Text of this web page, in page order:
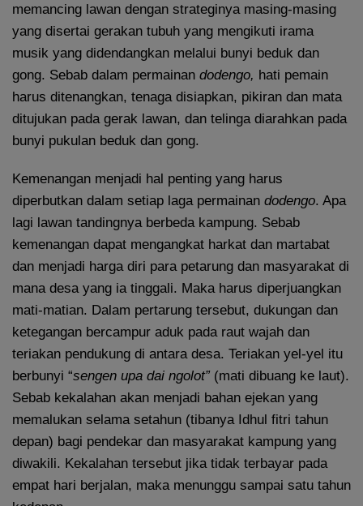
memancing lawan dengan strateginya masing-masing
yang disertai gerakan tubuh yang mengikuti irama
musik yang didendangkan melalui bunyi beduk dan
gong. Sebab dalam permainan dodengo, hati pemain
harus ditenangkan, tenaga disiapkan, pikiran dan mata
ditujukan pada gerak lawan, dan telinga diarahkan pada
bunyi pukulan beduk dan gong.
Kemenangan menjadi hal penting yang harus
diperbutkan dalam setiap laga permainan dodengo. Apa
lagi lawan tandingnya berbeda kampung. Sebab
kemenangan dapat mengangkat harkat dan martabat
dan menjadi harga diri para petarung dan masyarakat di
mana desa yang ia tinggali. Maka harus diperjuangkan
mati-matian. Dalam pertarung tersebut, dukungan dan
ketegangan bercampur aduk pada raut wajah dan
teriakan pendukung di antara desa. Teriakan yel-yel itu
berbunyi “sengen upa dai ngolot” (mati dibuang ke laut).
Sebab kekalahan akan menjadi bahan ejekan yang
memalukan selama setahun (tibanya Idhul fitri tahun
depan) bagi pendekar dan masyarakat kampung yang
diwakili. Kekalahan tersebut jika tidak terbayar pada
empat hari berjalan, maka menunggu sampai satu tahun